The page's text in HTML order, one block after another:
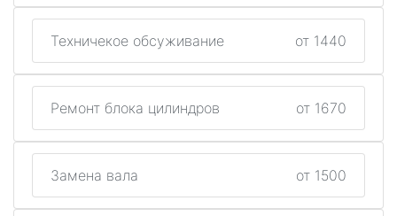
Техничекое обсуживание от 1440
Ремонт блока цилиндров от 1670
Замена вала от 1500